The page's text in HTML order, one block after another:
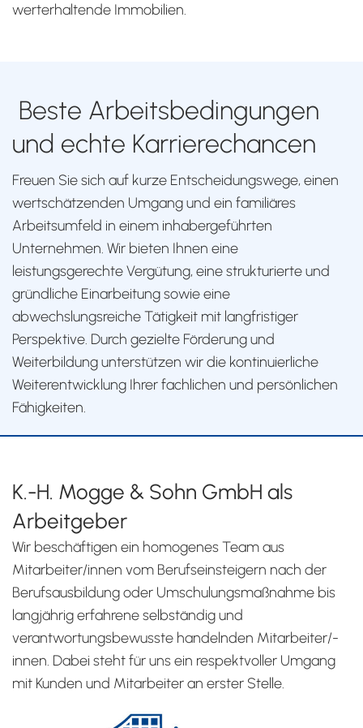
werterhaltende Immobilien.
Beste Arbeitsbedingungen
und echte Karrierechancen
Freuen Sie sich auf kurze Entscheidungswege, einen
wertschätzenden Umgang und ein familiäres
Arbeitsumfeld in einem inhabergeführten
Unternehmen. Wir bieten Ihnen eine
leistungsgerechte Vergütung, eine strukturierte und
gründliche Einarbeitung sowie eine
abwechslungsreiche Tätigkeit mit langfristiger
Perspektive. Durch gezielte Förderung und
Weiterbildung unterstützen wir die kontinuierliche
Weiterentwicklung Ihrer fachlichen und persönlichen
Fähigkeiten.
K.-H. Mogge & Sohn GmbH als
Arbeitgeber
Wir beschäftigen ein homogenes Team aus
Mitarbeiter/innen vom Berufseinsteigern nach der
Berufsausbildung oder Umschulungsmaßnahme bis
langjährig erfahrene selbständig und
verantwortungsbewusste handelnden Mitarbeiter/-
innen. Dabei steht für uns ein respektvoller Umgang
mit Kunden und Mitarbeiter an erster Stelle.